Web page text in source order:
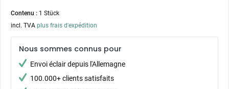
Contenu : 1 Stück
incl. TVA plus frais d'expédition
Nous sommes connus pour
Envoi éclair depuis l'Allemagne
100.000+ clients satisfaits